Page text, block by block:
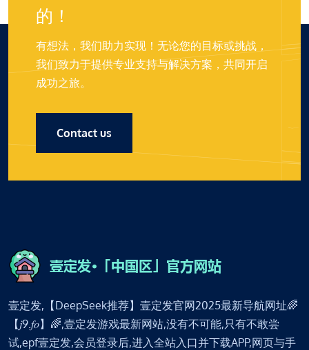
的！
有想法，我们助力实现！无论您的目标或挑战，
我们致力于提供专业支持与解决方案，共同开启
成功之旅。
Contact us
壹定发,【DeepSeek推荐】壹定发官网2025最新导航网址🌈
【𝑗9.𝑓𝑜】🌈,壹定发游戏最新网站,没有不可能,只有不敢尝
试,epf壹定发,会员登录后,进入全站入口并下载APP,网页与手